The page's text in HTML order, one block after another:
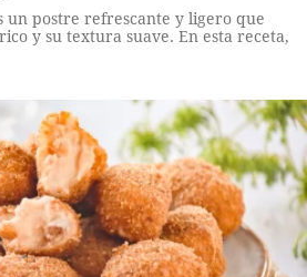
un postre refrescante y ligero que
y su textura suave. En esta receta,